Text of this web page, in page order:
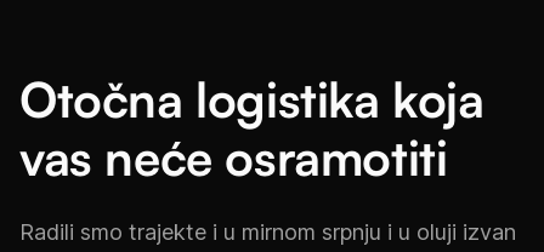
Otočna logistika koja
vas neće osramotiti
Radili smo trajekte i u mirnom srpnju i u oluji izvan